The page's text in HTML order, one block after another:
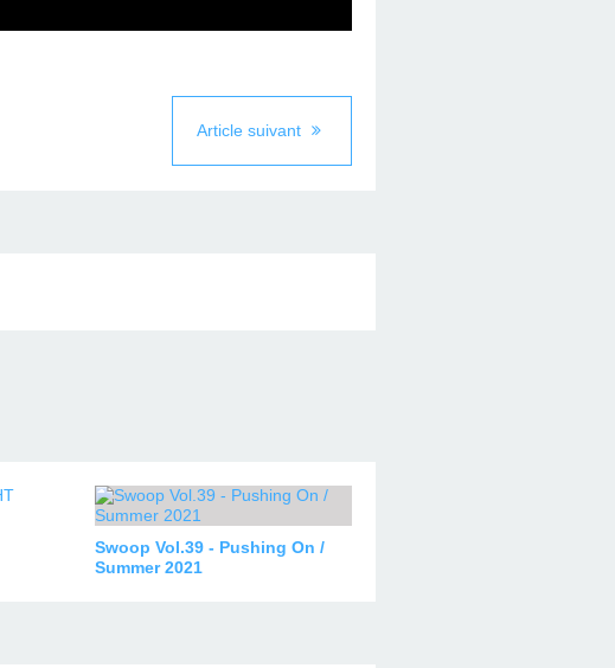
Article suivant
Swoop Vol.39 - Pushing On /
Summer 2021